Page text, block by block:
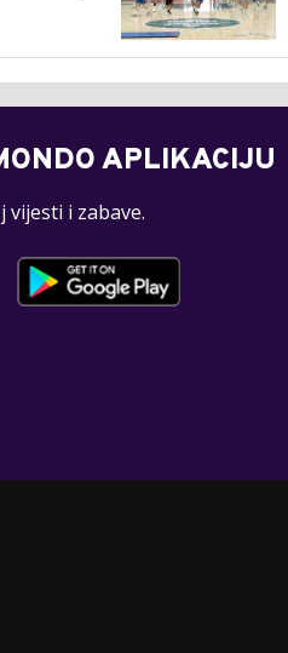
APLIKACIJU
vijesti i zabave.